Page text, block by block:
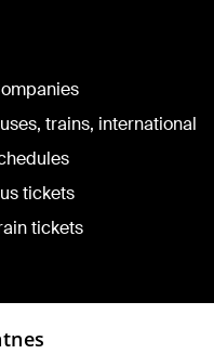
trains, international
tickets
tickets